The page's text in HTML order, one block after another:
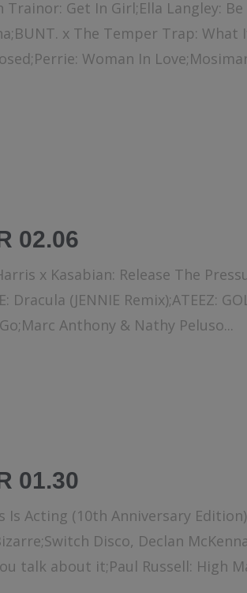
Get In Girl;Ella Langley: Be
x The Temper Trap: What
Woman In
02.06
x Kasabian: Release The
(JENNIE Remix);ATEEZ:
Anthony & Nathy Peluso...
01.30
Is Acting (10th Anniversary
Disco, Declan
talk about it;Paul Russell: High